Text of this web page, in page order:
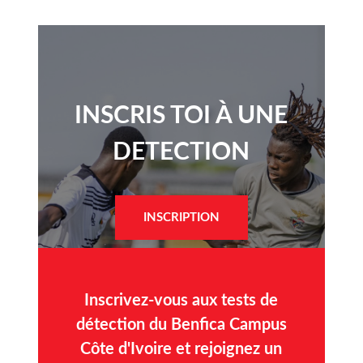
INSCRIS TOI À UNE
DETECTION​
INSCRIPTION
Inscrivez-vous aux tests de
détection du Benfica Campus
Côte d'Ivoire et rejoignez un